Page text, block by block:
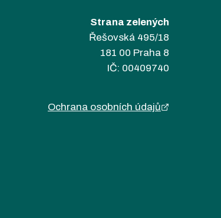
Strana zelených
Řešovská 495/18
181 00 Praha 8
IČ: 00409740
Ochrana osobních údajů